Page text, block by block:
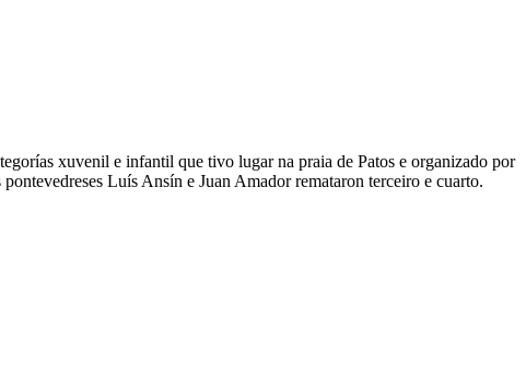
xuvenil e infantil que tivo lugar na praia de Patos e organizado por
Luís Ansín e Juan Amador remataron terceiro e cuarto.